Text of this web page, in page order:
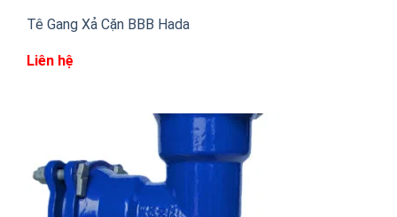
Tê Gang Xả Cặn BBB Hada
Liên hệ